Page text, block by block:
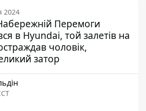
2024
Перемоги
в Hyundai, той залетів на
чоловік,
затор